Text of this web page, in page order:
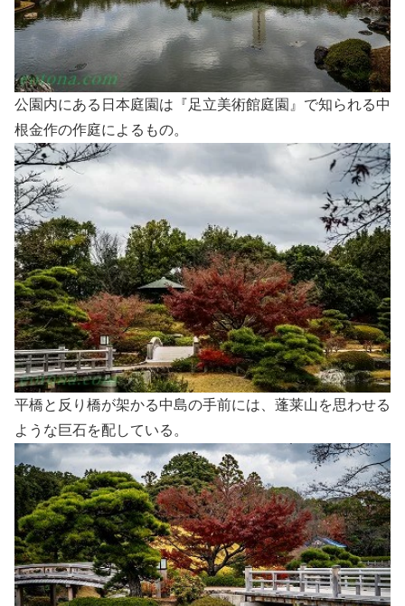
公園内にある日本庭園は『足立美術館庭園』で知られる中
根金作の作庭によるもの。
平橋と反り橋が架かる中島の手前には、蓬莱山を思わせる
ような巨石を配している。